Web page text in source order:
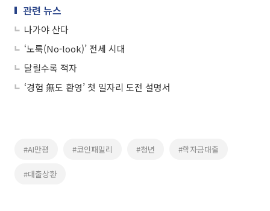
관련 뉴스
나가야 산다
‘노룩(No-look)’ 전세 시대
달릴수록 적자
‘경험 無도 환영’ 첫 일자리 도전 설명서
#AI만평 #코인패밀리 #청년 #학자금대출
#대출상환